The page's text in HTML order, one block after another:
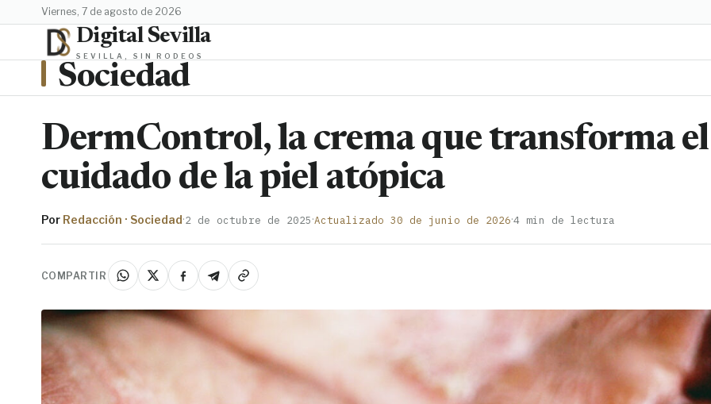
viernes, 7 de agosto de 2026
Digital Sevilla
SEVILLA, SIN RODEOS
Sociedad
DermControl, la crema que transforma el
cuidado de la piel atópica
Por Redacción · Sociedad·2 de octubre de 2025·Actualizado 30 de junio de 2026·4 min de lectura
COMPARTIR